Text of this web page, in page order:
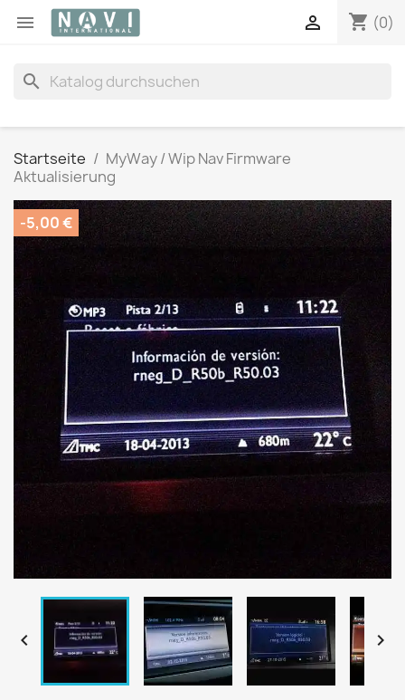
 shopping_cart (0)

search
Startseite
MyWay / Wip Nav Firmware
Aktualisierung
-5,00 €
 